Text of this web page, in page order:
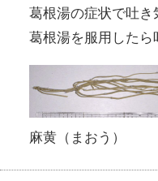
葛根湯の症状で吐き
葛根湯を服用したら
麻黄（まおう）